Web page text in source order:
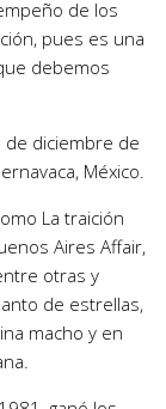
de los
pues es una
debemos
de diciembre de
México.
La traición
Aires Affair,
otras y
de estrellas,
macho y en